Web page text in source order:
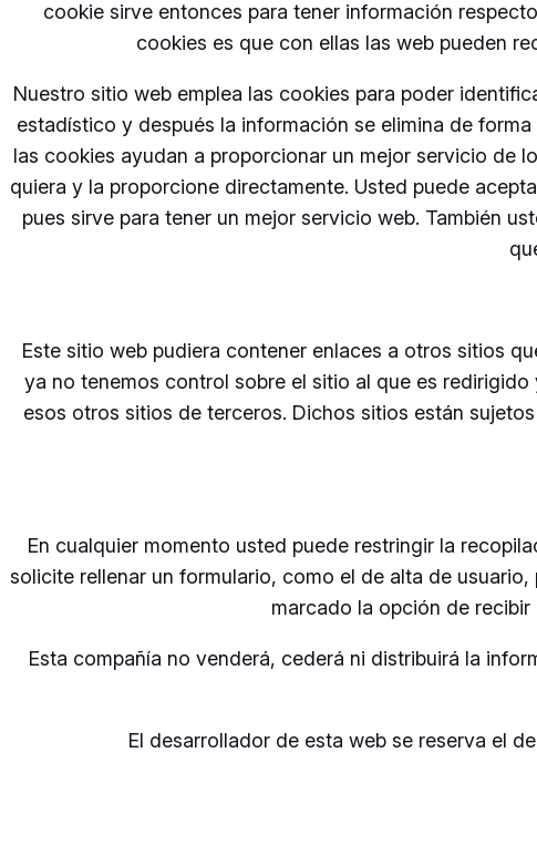
cookie sirve entonces para tener información
cookies es que con ellas las web pueden
Nuestro sitio web emplea las cookies para poder
estadístico y después la información se elimina de
las cookies ayudan a proporcionar un mejor servicio de
quiera y la proporcione directamente. Usted puede
pues sirve para tener un mejor servicio web. También
Este sitio web pudiera contener enlaces a otros sitios
ya no tenemos control sobre el sitio al que es
esos otros sitios de terceros. Dichos sitios están
En cualquier momento usted puede restringir la
solicite rellenar un formulario, como el de alta de
marcado la opción de
Esta compañía no venderá, cederá ni distribuirá la
El desarrollador de esta web se reserva el